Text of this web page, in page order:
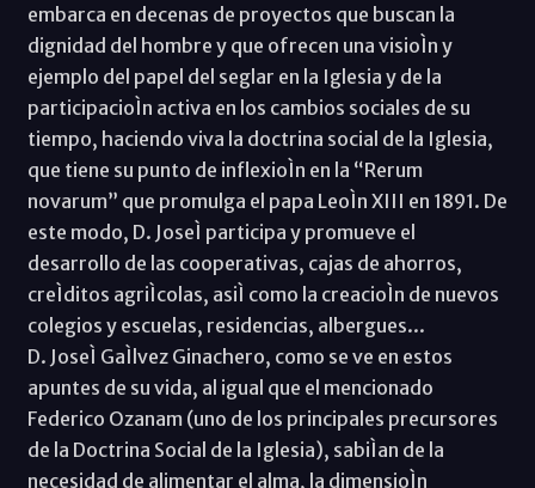
embarca en decenas de proyectos que buscan la
dignidad del hombre y que ofrecen una visioÌn y
ejemplo del papel del seglar en la Iglesia y de la
participacioÌn activa en los cambios sociales de su
tiempo, haciendo viva la doctrina social de la Iglesia,
que tiene su punto de inflexioÌn en la “Rerum
novarum” que promulga el papa LeoÌn XIII en 1891. De
este modo, D. JoseÌ participa y promueve el
desarrollo de las cooperativas, cajas de ahorros,
creÌditos agriÌcolas, asiÌ como la creacioÌn de nuevos
colegios y escuelas, residencias, albergues...
D. JoseÌ GaÌlvez Ginachero, como se ve en estos
apuntes de su vida, al igual que el mencionado
Federico Ozanam (uno de los principales precursores
de la Doctrina Social de la Iglesia), sabiÌan de la
necesidad de alimentar el alma, la dimensioÌn